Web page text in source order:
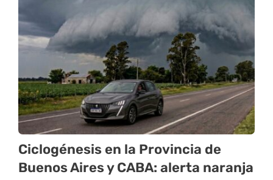
Ciclogénesis en la Provincia de
Buenos Aires y CABA: alerta naranja